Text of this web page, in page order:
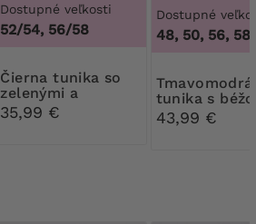
Dostupné veľkosti
52/54, 56/58
Čierna tunika so
zelenými a
hnedými vzormi
35,99 €
Dostupné
48, 50, 56, 58
Tmavomodrá
tunika s
kvetmi
43,99 €